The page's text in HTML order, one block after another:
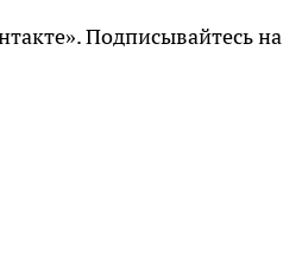
Подписывайтесь на